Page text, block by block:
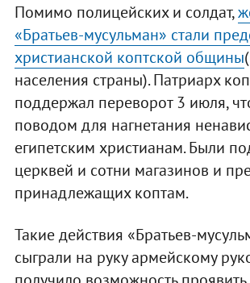
Помимо полицейских и солдат,
«Братьев-мусульман» стали
христианской коптской общины
населения страны). Патриарх
поддержал переворот 3 июля,
поводом для нагнетания
египетским христианам. Были
церквей и сотни магазинов и
принадлежащих коптам.
Такие действия «Братьев-
сыграли на руку армейскому